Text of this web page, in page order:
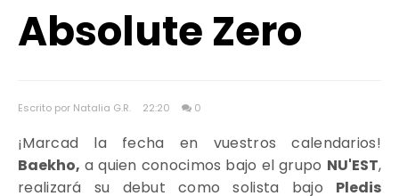
Absolute Zero
Escrito por Natalia G.R. 22:20 0
¡Marcad la fecha en vuestros calendarios!
Baekho, a quien conocimos bajo el grupo NU'EST,
realizará su debut como solista bajo Pledis